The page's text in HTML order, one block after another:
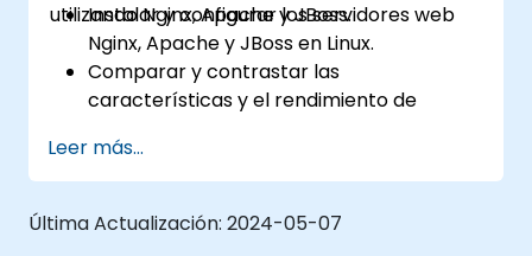
utilizando Nginx, Apache y JBoss.
Instalar y configurar los servidores web
Nginx, Apache y JBoss en Linux.
Comparar y contrastar las
características y el rendimiento de
Utilizar módulos y complementos del
servidor web para extender la
funcionalidad y seguridad de los
Leer más...
Última Actualización: 2024-05-07